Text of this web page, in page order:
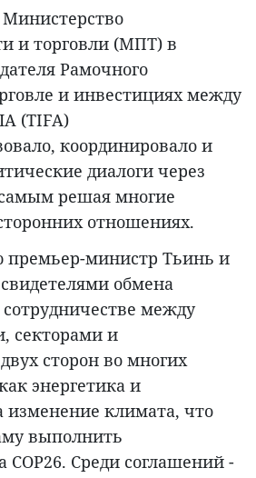
и торговли (МПТ) в
Рамочного
и инвестициях между
(TIFA)
координировало и
диалоги через
решая многие
отношениях.
премьер-министр Тьинь и
обмена
между
секторами и
сторон во многих
энергетика и
изменение климата, что
выполнить
COP26. Среди соглашений -